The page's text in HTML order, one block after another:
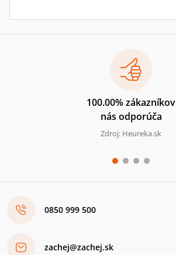
100.00% zákazníkov
nás odporúča
Zdroj: Heureka.sk
0850 999 500
zachej@zachej.sk